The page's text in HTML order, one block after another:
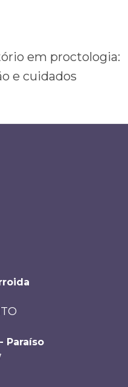
em proctologia:
e cuidados
Paraíso